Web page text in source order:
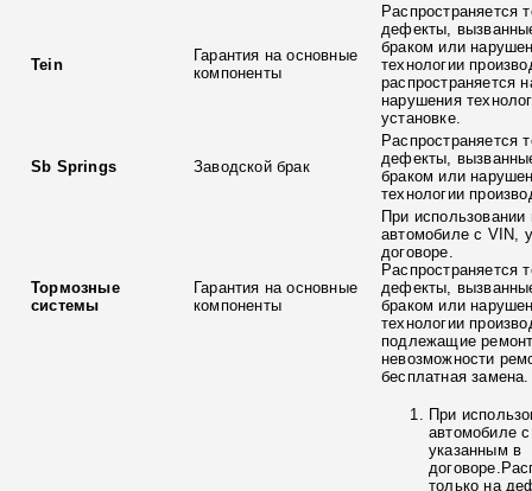
Tein
Гарантия на основные
компоненты
Распространяется
дефекты,
браком или
технологии
распространяется
нарушения
установке.
Sb Springs Заводской брак
Распространяется
дефекты,
браком или
технологии
Тормозные
системы
Гарантия на основные
компоненты
При использовании
автомобиле с VIN,
договоре.
Распространяется
дефекты,
браком или
технологии
подлежащие
невозможности
бесплатная замена.
При
автомобиле
указанным в
только на